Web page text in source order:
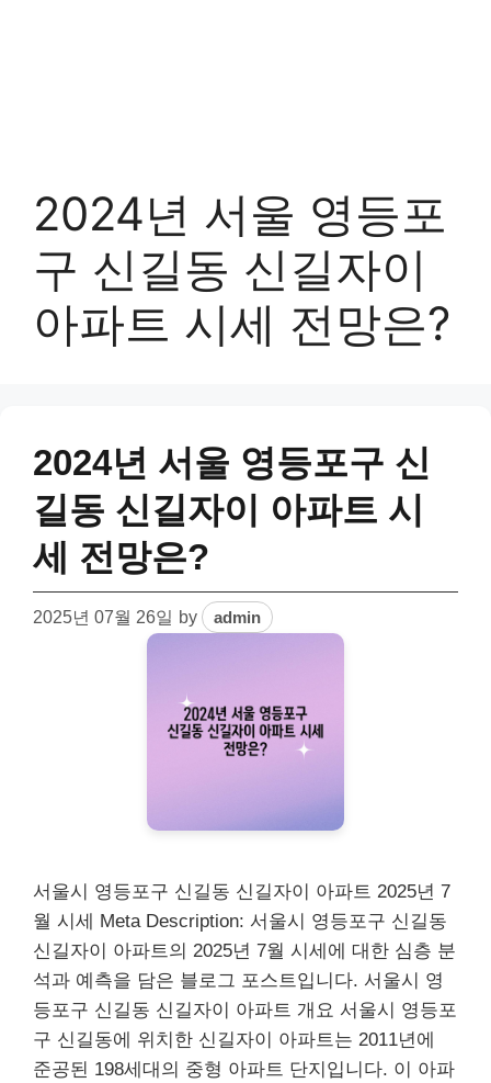
2024년 서울 영등포
구 신길동 신길자이
아파트 시세 전망은?
2024년 서울 영등포구 신
길동 신길자이 아파트 시
세 전망은?
2025년 07월 26일 by admin
서울시 영등포구 신길동 신길자이 아파트 2025년 7
월 시세 Meta Description: 서울시 영등포구 신길동
신길자이 아파트의 2025년 7월 시세에 대한 심층 분
석과 예측을 담은 블로그 포스트입니다. 서울시 영
등포구 신길동 신길자이 아파트 개요 서울시 영등포
구 신길동에 위치한 신길자이 아파트는 2011년에
준공된 198세대의 중형 아파트 단지입니다. 이 아파